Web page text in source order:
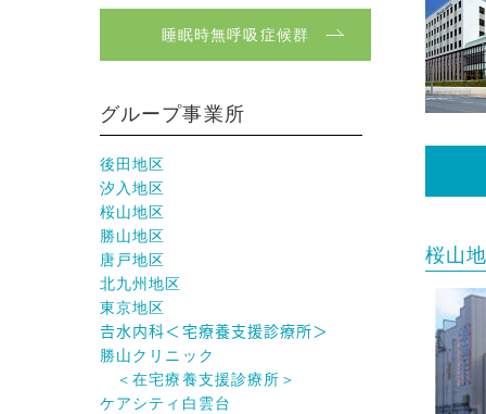
睡眠時無呼吸症候群
グループ事業所
後田地区
汐入地区
桜山地区
勝山地区
唐戸地区
北九州地区
東京地区
𠮷水内科＜宅療養支援診療所＞
勝山クリニック
＜在宅療養支援診療所＞
ケアシティ白雲台
桜山